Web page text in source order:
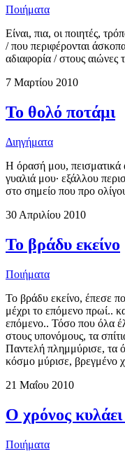
Ποιήματα
Είναι, πια, οι ποιητές,
/ που περιφέρονται
αδιαφορία / στους αιώνες
7 Μαρτίου 2010
Το θολό ποτάμι
Διηγήματα
Η όρασή μου,
γυαλιά μου· εξάλλου
στο σημείο που προ
30 Απριλίου 2010
Το βράδυ εκείνο
Ποιήματα
Το βράδυ εκείνο, έπεσε
μέχρι το επόμενο πρωί..
επόμενο.. Τόσο που όλα
στους υπονόμους, τα
Παντελή πλημμύρισε, τα
κόσμο μύρισε, βρεγμένο
21 Μαΐου 2010
Ο χρόνος
Ποιήματα